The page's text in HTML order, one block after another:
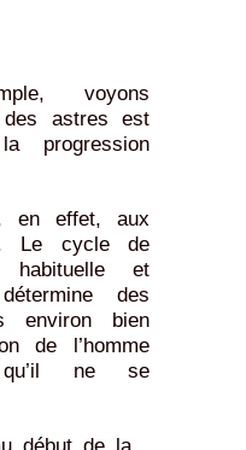
voyons
astres est
progression
en effet, aux
Le cycle de
habituelle et
des
environ bien
de l’homme
qu’il ne se